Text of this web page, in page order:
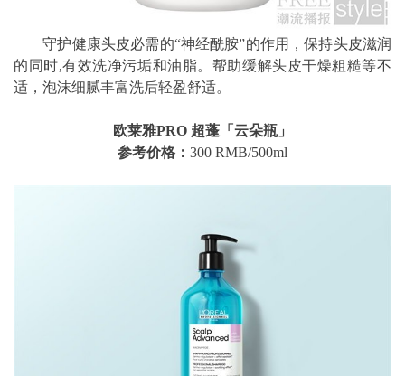
守护健康头皮必需的“神经酰胺”的作用，保持头皮滋润
的同时,有效洗净污垢和油脂。帮助缓解头皮干燥粗糙等不
适，泡沫细腻丰富洗后轻盈舒适。
欧莱雅PRO 超蓬「云朵瓶」
参考价格： 300 RMB/500ml